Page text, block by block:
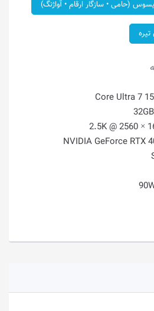
(حامی • سازگار ارقام • آواژنگ)
Core Ultra 7
32GB
NVIDIA GeForce RTX